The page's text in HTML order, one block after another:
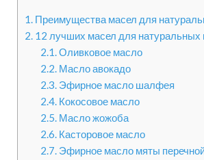
1. Преимущества масел для
2. 12 лучших масел для натуральных
2.1.Оливковое масло
2.2.Масло авокадо
2.3.Эфирное масло шалфея
2.4.Кокосовое масло
2.5.Масло жожоба
2.6.Касторовое масло
2.7.Эфирное масло мяты